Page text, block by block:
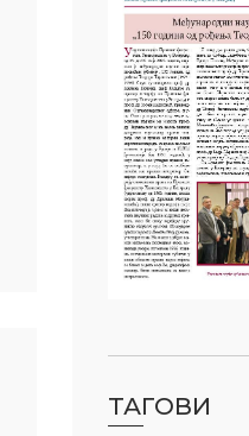
ТАГОВИ